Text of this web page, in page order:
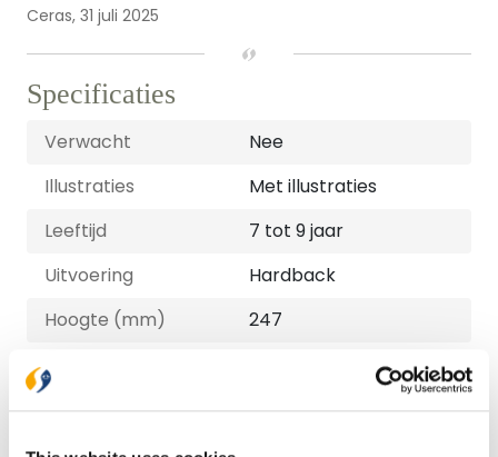
Ceras, 31 juli 2025
Specificaties
Verwacht
Nee
Illustraties
Met illustraties
Leeftijd
7 tot 9 jaar
Uitvoering
Hardback
Hoogte (mm)
247
Lengte (mm)
Breedte (mm)
177